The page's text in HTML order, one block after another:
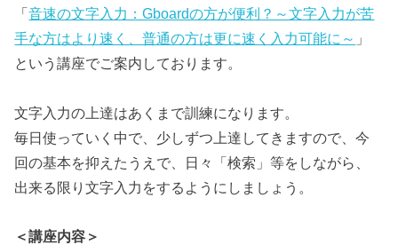
「音速の文字入力：Gboardの方が便利？～文字入力が苦
手な方はより速く、普通の方は更に速く入力可能に～ 」
という講座でご案内しております。
文字入力の上達はあくまで訓練になります。
毎日使っていく中で、少しずつ上達してきますので、今
回の基本を抑えたうえで、日々「検索」等をしながら、
出来る限り文字入力をするようにしましょう。
＜講座内容＞